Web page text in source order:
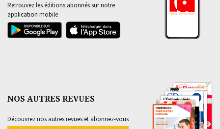
Retrouvez les éditions abonnés sur notre
application mobile
NOS AUTRES REVUES
Découvrez nos autres revues et abonnez-vous